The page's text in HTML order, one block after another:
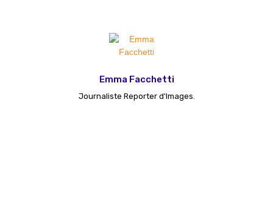
Emma Facchetti
Journaliste Reporter d'Images.